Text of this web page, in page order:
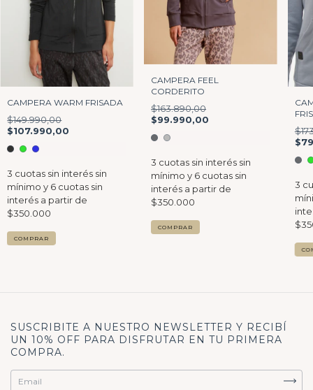
CAMPERA WARM FRISADA
$149.990,00
$107.990,00
COMPRAR
CAMPERA FEEL
CORDERITO
$163.890,00
$99.990,00
COMPRAR
SUSCRIBITE A NUESTRO NEWSLETTER Y RECIBÍ
UN 10% OFF PARA DISFRUTAR EN TU PRIMERA
COMPRA.